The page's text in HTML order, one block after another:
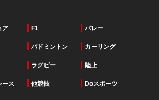
ア F1 バレー
バドミントン カーリング
ラグビー 陸上
ース 他競技 Doスポーツ